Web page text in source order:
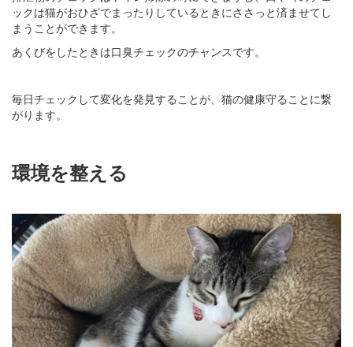
ックは猫がおひざでまったりしているときにささっと済ませてし
まうことができます。
あくびをしたときは口臭チェックのチャンスです。
毎日チェックして変化を発見することが、猫の健康守ることに繋
がります。
環境を整える